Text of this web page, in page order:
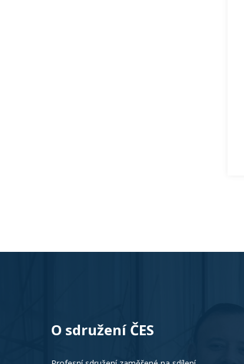
O sdružení ČES